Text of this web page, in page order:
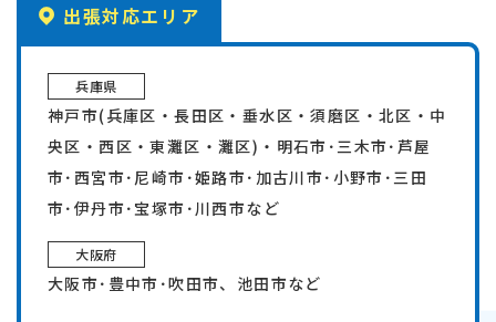
出張対応エリア
兵庫県
神戸市(兵庫区・長田区・垂水区・須磨区・北区・中
央区・西区・東灘区・灘区)・明石市･三木市･芦屋
市･西宮市･尼崎市･姫路市･加古川市･小野市･三田
市･伊丹市･宝塚市･川西市など
大阪府
大阪市･豊中市･吹田市、池田市など